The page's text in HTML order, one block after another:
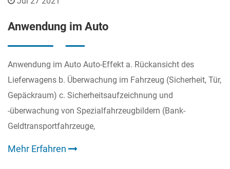
Anwendung im Auto
Anwendung im Auto Auto-Effekt a. Rückansicht des
Lieferwagens b. Überwachung im Fahrzeug (Sicherheit, Tür,
Gepäckraum) c. Sicherheitsaufzeichnung und
-überwachung von Spezialfahrzeugbildern (Bank-
Geldtransportfahrzeuge,
Mehr Erfahren